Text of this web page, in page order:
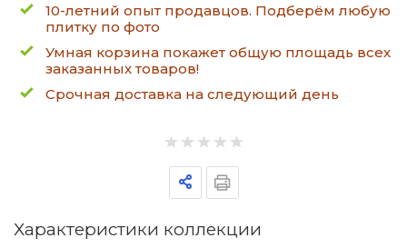
10-летний опыт продавцов. Подберём любую
плитку по фото
Умная корзина покажет общую площадь всех
заказанных товаров!
Срочная доставка на следующий день
Характеристики коллекции